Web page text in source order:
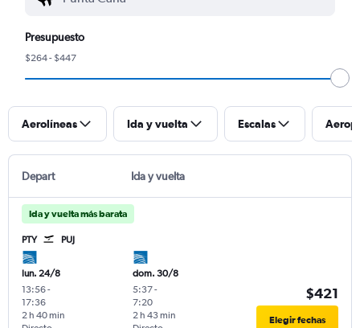
Presupuesto
$264 - $447
Aerolíneas Ida y vuelta Escalas
Depart Ida y vuelta
Ida y vuelta más barata
PTY PUJ
lun. 24/8
13:56-
17:36
2 h 40 min
dom. 30/8
5:37-
7:20
2 h 43 min
$421
Elegir fechas